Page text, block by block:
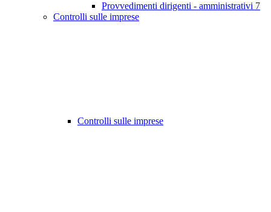
Provvedimenti dirigenti - amministrativi 7
Controlli sulle imprese
Controlli sulle imprese